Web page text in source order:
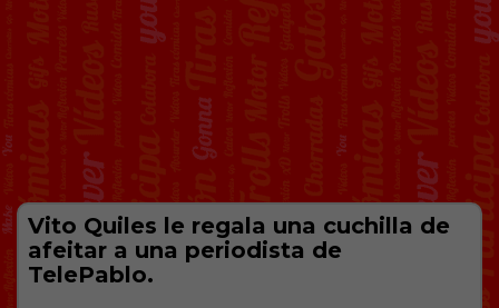
Vito Quiles le regala una cuchilla de
afeitar a una periodista de
TelePablo.